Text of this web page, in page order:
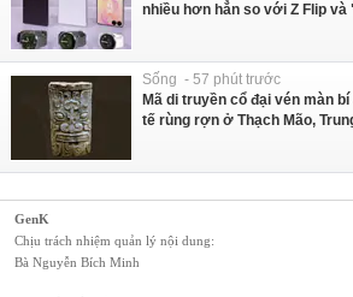
nhiều hơn hẳn so với Z Flip
Sống - 57 phút trước
Mã di truyền cổ đại vén màn
tế rùng rợn ở Thạch Mão,
GenK
Chịu trách nhiệm quản lý nội dung:
Bà Nguyễn Bích Minh